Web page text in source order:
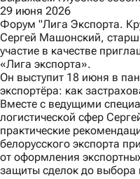
29 июня 2026
Форум "Лига Экспорта.
Сергей Машонский,
участие в качестве
«Лига экспорта».
Он выступит 18 июня в
экспортёра: как
Вместе с ведущими
логистической сфер
практические
белорусского экспорта
от оформления
защиты сделок до выбора